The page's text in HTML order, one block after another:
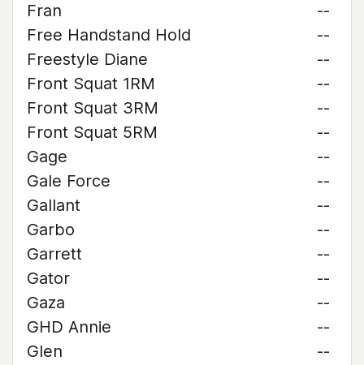
Fran
--
Free Handstand Hold
--
Freestyle Diane
--
Front Squat 1RM
--
Front Squat 3RM
--
Front Squat 5RM
--
Gage
--
Gale Force
--
Gallant
--
Garbo
--
Garrett
--
Gator
--
Gaza
--
GHD Annie
--
Glen
--